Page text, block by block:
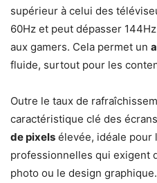
supérieur à celui des
60Hz et peut dépasser
aux gamers. Cela permet un
fluide, surtout pour les
Outre le taux de
caractéristique clé des
de pixels élevée, idéale pour
professionnelles qui exigent
photo ou le design